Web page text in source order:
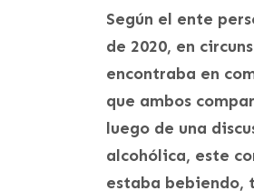
Según el ente
de 2020, en
encontraba en
que ambos
luego de una
alcohólica, este
estaba bebiendo,